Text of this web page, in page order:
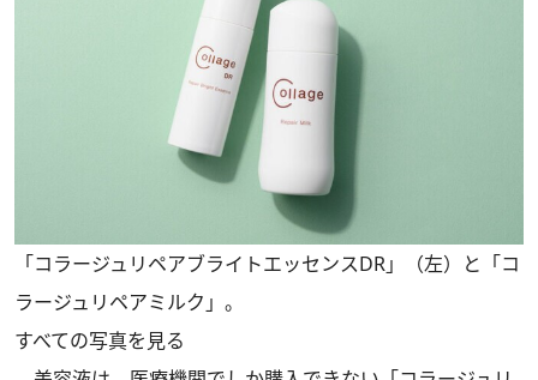
「コラージュリペアブライトエッセンスDR」（左）と「コ
ラージュリペアミルク」。
すべての写真を見る